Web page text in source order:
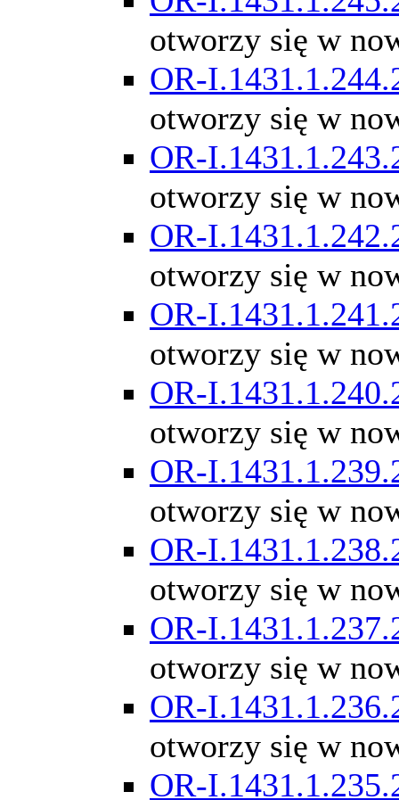
otworzy się w
OR-
otworzy się w
OR-
otworzy się w
OR-
otworzy się w
OR-
otworzy się w
OR-
otworzy się w
OR-
otworzy się w
OR-
otworzy się w
OR-
otworzy się w
OR-
otworzy się w
OR-